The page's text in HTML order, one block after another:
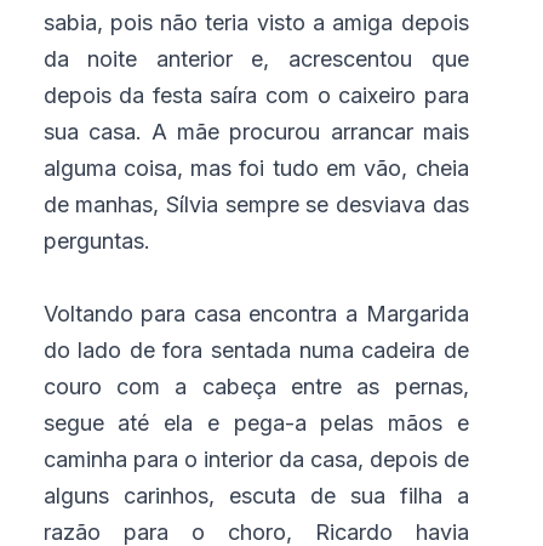
sabia, pois não teria visto a amiga depois
da noite anterior e, acrescentou que
depois da festa saíra com o caixeiro para
sua casa. A mãe procurou arrancar mais
alguma coisa, mas foi tudo em vão, cheia
de manhas, Sílvia sempre se desviava das
perguntas.
Voltando para casa encontra a Margarida
do lado de fora sentada numa cadeira de
couro com a cabeça entre as pernas,
segue até ela e pega-a pelas mãos e
caminha para o interior da casa, depois de
alguns carinhos, escuta de sua filha a
razão para o choro, Ricardo havia